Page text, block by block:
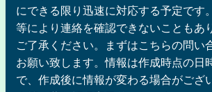
にできる限り迅速に対応する予定です
等により連絡を確認できないこともあ
ご了承ください。まずはこちらの問い
お願い致します。情報は作成時点の日
で、作成後に情報が変わる場合がござ